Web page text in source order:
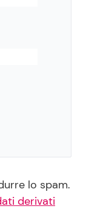
lo spam.
derivati